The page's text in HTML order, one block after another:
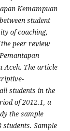
Kemampuan
student
of coaching,
peer review
Aceh. The article
all students in the
of 2012.1, a
the sample
Sample